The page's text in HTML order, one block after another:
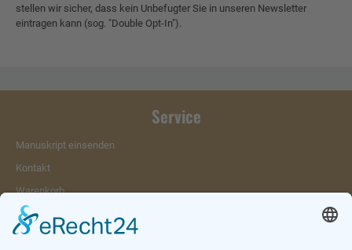
stellen wir sicher, dass kein Unbefugter Sie in unseren Newsletter
eintragen kann (sog. "Double Opt-In").
Service
Manuskript einsenden
Kontakt
Warenkorb
Konto
Merkzettel